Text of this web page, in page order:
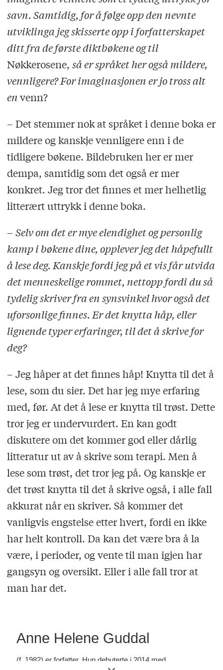
savn. Samtidig, for å følge opp den nevnte
utviklinga jeg skisserte opp i forfatterskapet
ditt fra de første diktbøkene og til
Nøkkerosene, så er språket her også mildere,
vennligere? For imaginasjonen er jo tross alt
envenn?
– Det stemmer nok at språket i denne boka er
mildere og kanskje vennligere enn i de
tidligere bøkene. Bildebruken her er mer
dempa, samtidig som det også er mer
konkret. Jeg tror det finnes et mer helhetlig
litterært uttrykk i denne boka.
– Selv om det er mye elendighet og personlig
kamp i bøkene dine, opplever jeg det håpefullt
å lese deg. Kanskje fordi jeg på et vis får utvida
det menneskelige rommet, nettopp fordi du så
tydelig skriver fra en synsvinkel hvor også det
uforsonlige finnes. Er det knytta håp, eller
lignende typer erfaringer, til det å skrive for
deg?
– Jeg håper at det finnes håp! Knytta til det å
lese, som du sier. Det har jeg mye erfaring
med, før. At det å lese er knytta til trøst. Dette
tror jeg er undervurdert. En kan godt
diskutere om det kommer god eller dårlig
litteratur ut av å skrive som terapi. Men å
lese som trøst, det tror jeg på. Og kanskje er
det trøst knytta til det å skrive også, i alle fall
akkurat når en skriver. Så kommer det
vanligvis engstelse etter hvert, fordi en ikke
har helt kontroll. Da kan det være bra å la
være, i perioder, og vente til man igjen har
gangsyn og oversikt. Eller i alle fall tror at
man har det.
Anne Helene Guddal
(f. 1982) er forfatter. Hun debuterte i 2014 med